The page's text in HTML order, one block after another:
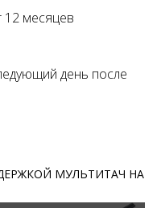
12 месяцев
день после
МУЛЬТИТАЧ НА